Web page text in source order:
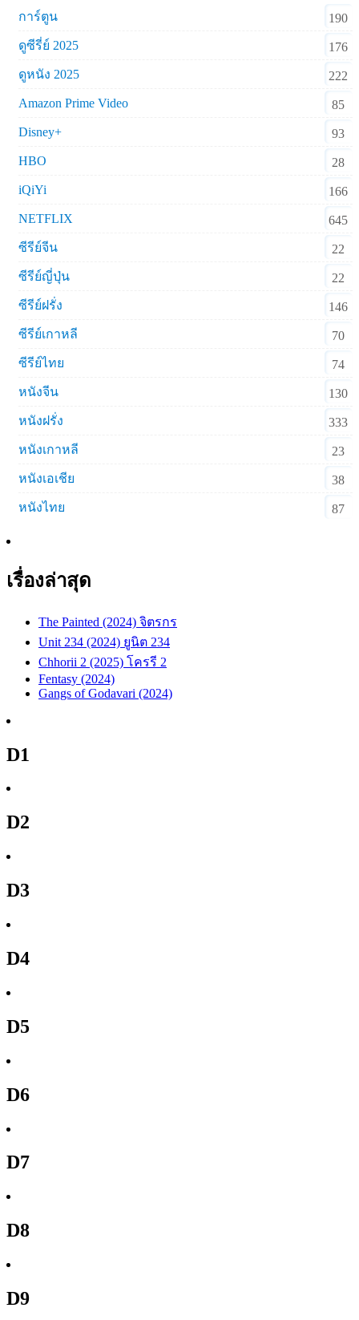
การ์ตูน
190
ดูซีรี่ย์ 2025
176
ดูหนัง 2025
222
Amazon Prime Video
85
Disney+
93
HBO
28
iQiYi
166
NETFLIX
645
ซีรีย์จีน
22
ซีรีย์ญี่ปุ่น
22
ซีรีย์ฝรั่ง
146
ซีรีย์เกาหลี
70
ซีรีย์ไทย
74
หนังจีน
130
หนังฝรั่ง
333
หนังเกาหลี
23
หนังเอเชีย
38
หนังไทย
87
เรื่องล่าสุด
The Painted (2024) จิตรกร
Unit 234 (2024) ยูนิต 234
Chhorii 2 (2025) โครรี 2
Fentasy (2024)
Gangs of Godavari (2024)
D1
D2
D3
D4
D5
D6
D7
D8
D9